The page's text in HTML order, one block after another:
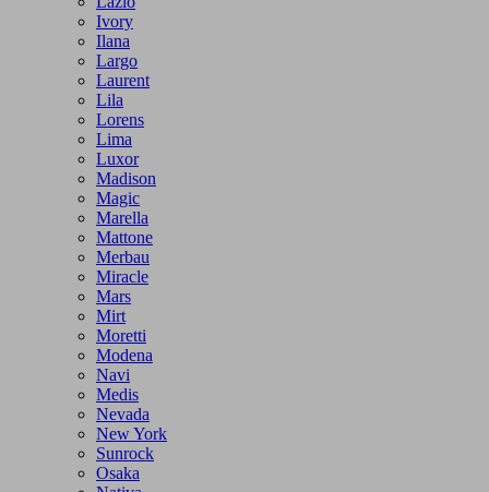
Ivory
Ilana
Largo
Laurent
Lila
Lorens
Lima
Luxor
Madison
Magic
Marella
Mattone
Merbau
Miracle
Mars
Mirt
Moretti
Modena
Navi
Medis
Nevada
New York
Sunrock
Osaka